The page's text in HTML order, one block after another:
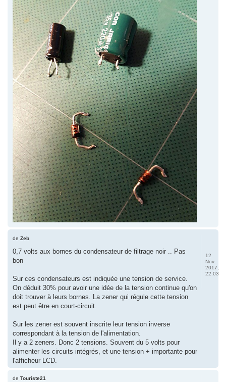
de Zeb
0,7 volts aux bornes du condensateur de filtrage noir .. Pas
bon
Sur ces condensateurs est indiquée une tension de service.
On déduit 30% pour avoir une idée de la tension continue qu'on
doit trouver à leurs bornes. La zener qui régule cette tension
est peut être en court-circuit.
Sur les zener est souvent inscrite leur tension inverse
correspondant à la tension de l'alimentation.
Il y a 2 zeners. Donc 2 tensions. Souvent du 5 volts pour
alimenter les circuits intégrés, et une tension + importante pour
l'afficheur LCD.
12
Nov
2017,
22:03
de Touriste21